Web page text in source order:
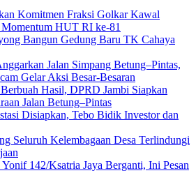
Komitmen Fraksi Golkar Kawal
HUT RI ke-81
Bangun Gedung Baru TK Cahaya
Jalan Simpang Betung–Pintas,
Gelar Aksi Besar-Besaran
Hasil, DPRD Jambi Siapkan
Jalan Betung–Pintas
Disiapkan, Tebo Bidik Investor dan
Seluruh Kelembagaan Desa Terlindungi
142/Ksatria Jaya Berganti, Ini Pesan